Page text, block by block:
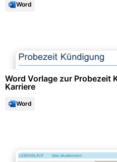
Word
Word Vorlage zur Probezeit
Karriere
Word